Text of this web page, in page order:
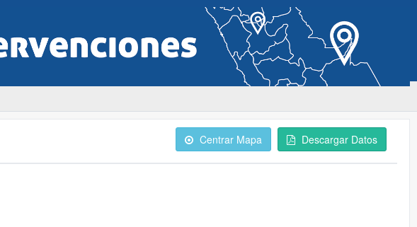
Centrar Mapa Descargar Datos